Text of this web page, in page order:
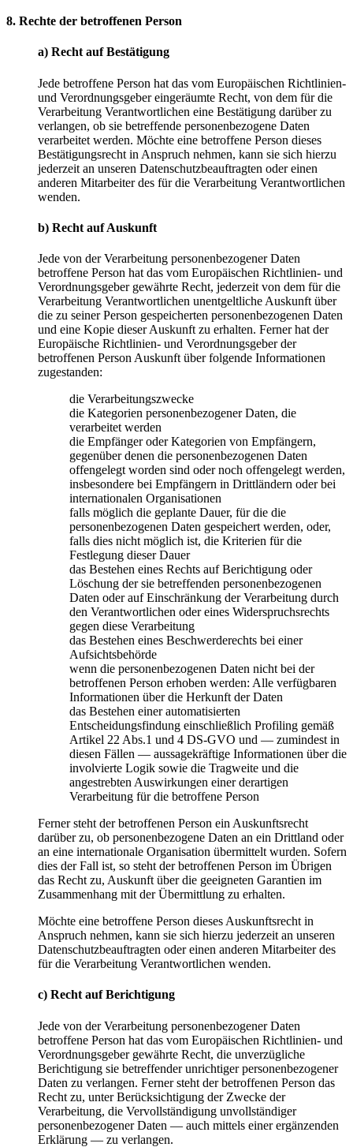
8. Rechte der betroffenen Person
a) Recht auf Bestätigung
Jede betroffene Person hat das vom Europäischen Richtlinien-
und Verordnungsgeber eingeräumte Recht, von dem für die
Verarbeitung Verantwortlichen eine Bestätigung darüber zu
verlangen, ob sie betreffende personenbezogene Daten
verarbeitet werden. Möchte eine betroffene Person dieses
Bestätigungsrecht in Anspruch nehmen, kann sie sich hierzu
jederzeit an unseren Datenschutzbeauftragten oder einen
anderen Mitarbeiter des für die Verarbeitung Verantwortlichen
wenden.
b) Recht auf Auskunft
Jede von der Verarbeitung personenbezogener Daten
betroffene Person hat das vom Europäischen Richtlinien- und
Verordnungsgeber gewährte Recht, jederzeit von dem für die
Verarbeitung Verantwortlichen unentgeltliche Auskunft über
die zu seiner Person gespeicherten personenbezogenen Daten
und eine Kopie dieser Auskunft zu erhalten. Ferner hat der
Europäische Richtlinien- und Verordnungsgeber der
betroffenen Person Auskunft über folgende Informationen
zugestanden:
die Verarbeitungszwecke
die Kategorien personenbezogener Daten, die
verarbeitet werden
die Empfänger oder Kategorien von Empfängern,
gegenüber denen die personenbezogenen Daten
offengelegt worden sind oder noch offengelegt werden,
insbesondere bei Empfängern in Drittländern oder bei
internationalen Organisationen
falls möglich die geplante Dauer, für die die
personenbezogenen Daten gespeichert werden, oder,
falls dies nicht möglich ist, die Kriterien für die
Festlegung dieser Dauer
das Bestehen eines Rechts auf Berichtigung oder
Löschung der sie betreffenden personenbezogenen
Daten oder auf Einschränkung der Verarbeitung durch
den Verantwortlichen oder eines Widerspruchsrechts
gegen diese Verarbeitung
das Bestehen eines Beschwerderechts bei einer
Aufsichtsbehörde
wenn die personenbezogenen Daten nicht bei der
betroffenen Person erhoben werden: Alle verfügbaren
Informationen über die Herkunft der Daten
das Bestehen einer automatisierten
Entscheidungsfindung einschließlich Profiling gemäß
Artikel 22 Abs.1 und 4 DS-GVO und — zumindest in
diesen Fällen — aussagekräftige Informationen über die
involvierte Logik sowie die Tragweite und die
angestrebten Auswirkungen einer derartigen
Verarbeitung für die betroffene Person
Ferner steht der betroffenen Person ein Auskunftsrecht
darüber zu, ob personenbezogene Daten an ein Drittland oder
an eine internationale Organisation übermittelt wurden. Sofern
dies der Fall ist, so steht der betroffenen Person im Übrigen
das Recht zu, Auskunft über die geeigneten Garantien im
Zusammenhang mit der Übermittlung zu erhalten.
Möchte eine betroffene Person dieses Auskunftsrecht in
Anspruch nehmen, kann sie sich hierzu jederzeit an unseren
Datenschutzbeauftragten oder einen anderen Mitarbeiter des
für die Verarbeitung Verantwortlichen wenden.
c) Recht auf Berichtigung
Jede von der Verarbeitung personenbezogener Daten
betroffene Person hat das vom Europäischen Richtlinien- und
Verordnungsgeber gewährte Recht, die unverzügliche
Berichtigung sie betreffender unrichtiger personenbezogener
Daten zu verlangen. Ferner steht der betroffenen Person das
Recht zu, unter Berücksichtigung der Zwecke der
Verarbeitung, die Vervollständigung unvollständiger
personenbezogener Daten — auch mittels einer ergänzenden
Erklärung — zu verlangen.